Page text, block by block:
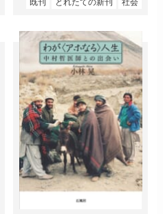
既刊 とれたての新刊 社会